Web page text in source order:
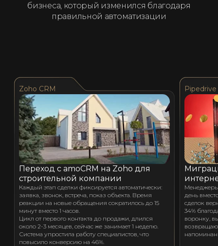
бизнеса, который изменился благодаря
правильной автоматизации
Pipedrive
Менеджеры
день
сделок
34%
воронку,
Zoho CRM
Переход с amoCRM на Zoho для
строительной компании
Каждый этап сделки фиксируется автоматически:
заявка, звонок, встреча, показ объекта. Время
реакции на новые обращения сократилось до 15
минут вместо 1 часов.
Цикл от первого контакта до продажи, длился
около 2-3 месяцев, сейчас же занимает 1 неделю.
Система упростила работу специалистов, что
повысило конверсию на 46%.